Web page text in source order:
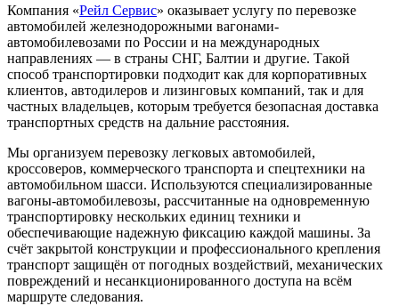
Компания «Рейл Сервис» оказывает услугу по перевозке
автомобилей железнодорожными вагонами-
автомобилевозами по России и на международных
направлениях — в страны СНГ, Балтии и другие. Такой
способ транспортировки подходит как для корпоративных
клиентов, автодилеров и лизинговых компаний, так и для
частных владельцев, которым требуется безопасная доставка
транспортных средств на дальние расстояния.
Мы организуем перевозку легковых автомобилей,
кроссоверов, коммерческого транспорта и спецтехники на
автомобильном шасси. Используются специализированные
вагоны-автомобилевозы, рассчитанные на одновременную
транспортировку нескольких единиц техники и
обеспечивающие надежную фиксацию каждой машины. За
счёт закрытой конструкции и профессионального крепления
транспорт защищён от погодных воздействий, механических
повреждений и несанкционированного доступа на всём
маршруте следования.